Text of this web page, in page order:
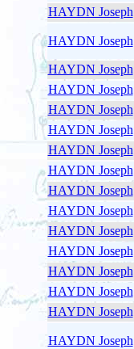
HAYDN Joseph
HAYDN Joseph
HAYDN Joseph
HAYDN Joseph
HAYDN Joseph
HAYDN Joseph
HAYDN Joseph
HAYDN Joseph
HAYDN Joseph
HAYDN Joseph
HAYDN Joseph
HAYDN Joseph
HAYDN Joseph
HAYDN Joseph
HAYDN Joseph
HAYDN Joseph